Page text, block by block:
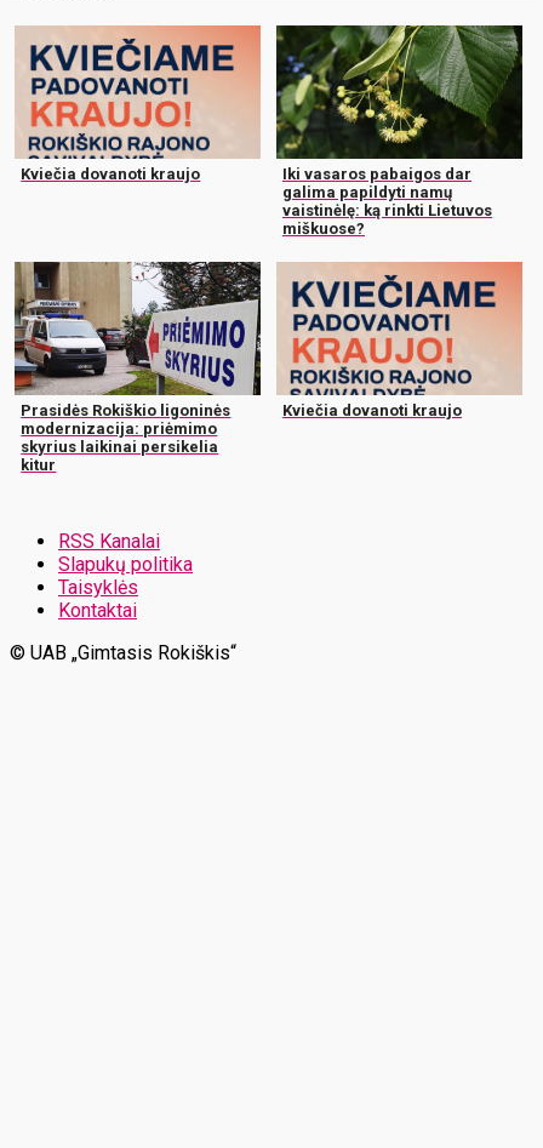
Kviečia dovanoti kraujo
Iki vasaros pabaigos dar
galima papildyti namų
vaistinėlę: ką rinkti Lietuvos
miškuose?
Prasidės Rokiškio ligoninės
modernizacija: priėmimo
skyrius laikinai persikelia
kitur
Kviečia dovanoti kraujo
RSS Kanalai
Slapukų politika
Taisyklės
Kontaktai
© UAB „Gimtasis Rokiškis“